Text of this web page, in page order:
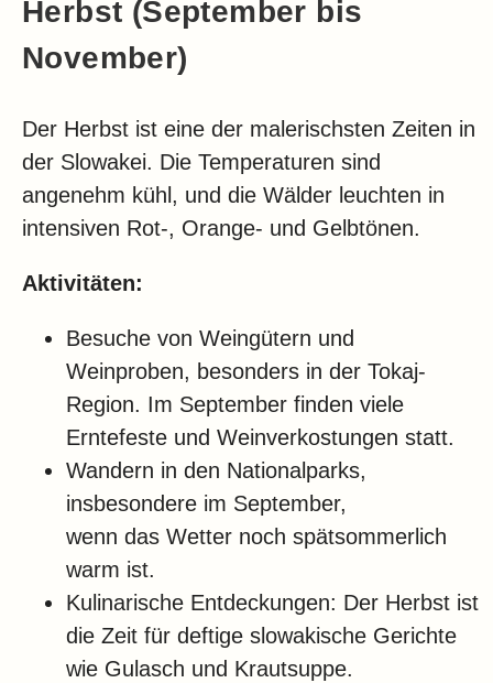
Herbst (September bis
November)
Der Herbst ist eine der malerischsten Zeiten in
der Slowakei. Die Temperaturen sind
angenehm kühl, und die Wälder leuchten in
intensiven Rot-, Orange- und Gelbtönen.
Aktivitäten:
Besuche von Weingütern und
Weinproben, besonders in der Tokaj-
Region. Im September finden viele
Erntefeste und Weinverkostungen statt.
Wandern in den Nationalparks,
insbesondere im September,
wenn das Wetter noch spätsommerlich
warm ist.
Kulinarische Entdeckungen: Der Herbst ist
die Zeit für deftige slowakische Gerichte
wie Gulasch und Krautsuppe.